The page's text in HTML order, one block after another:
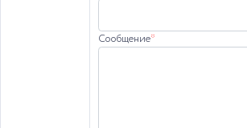
Сообщение*